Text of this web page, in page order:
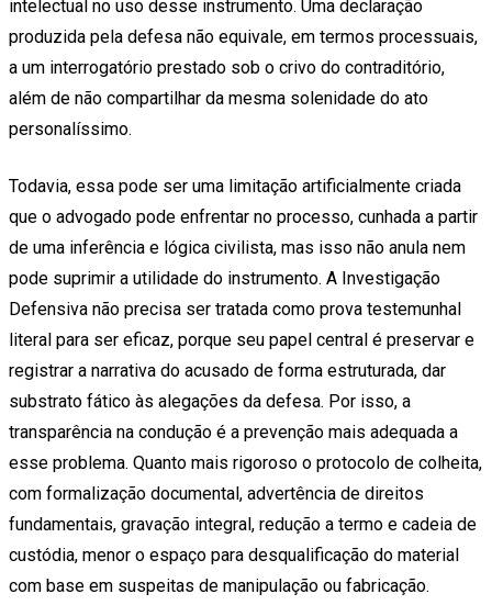
intelectual no uso desse instrumento. Uma declaração
produzida pela defesa não equivale, em termos processuais,
a um interrogatório prestado sob o crivo do contraditório,
além de não compartilhar da mesma solenidade do ato
personalíssimo.
Todavia, essa pode ser uma limitação artificialmente criada
que o advogado pode enfrentar no processo, cunhada a partir
de uma inferência e lógica civilista, mas isso não anula nem
pode suprimir a utilidade do instrumento. A Investigação
Defensiva não precisa ser tratada como prova testemunhal
literal para ser eficaz, porque seu papel central é preservar e
registrar a narrativa do acusado de forma estruturada, dar
substrato fático às alegações da defesa. Por isso, a
transparência na condução é a prevenção mais adequada a
esse problema. Quanto mais rigoroso o protocolo de colheita,
com formalização documental, advertência de direitos
fundamentais, gravação integral, redução a termo e cadeia de
custódia, menor o espaço para desqualificação do material
com base em suspeitas de manipulação ou fabricação.